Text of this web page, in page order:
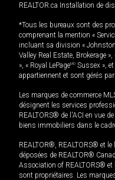
REALTOR.ca Installation de
*Tous les bureaux sont des
comprenant la mention «
incluant sa division « Johnston
Valley Real Estate, Brokerage »,
», « Royal LePageMD Sussex »,
appartiennent et sont gérés
Les marques de commerce
désignent les services
REALTORS® de l'ACI en vue
biens immobiliers dans le
REALTOR®, REALTORS® et
déposées de REALTOR®
Association of REALTORS®
sont propriétaires. Les